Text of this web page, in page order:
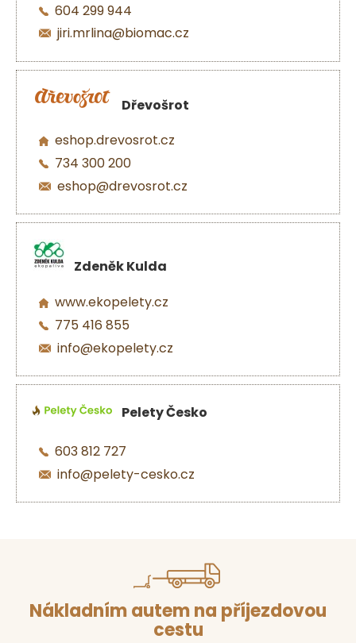
604 299 944
jiri.mrlina@biomac.cz
Dřevošrot
eshop.drevosrot.cz
734 300 200
eshop@drevosrot.cz
Zdeněk Kulda
www.ekopelety.cz
775 416 855
info@ekopelety.cz
Pelety Česko
603 812 727
info@pelety-cesko.cz
Nákladním autem na příjezdovou
cestu